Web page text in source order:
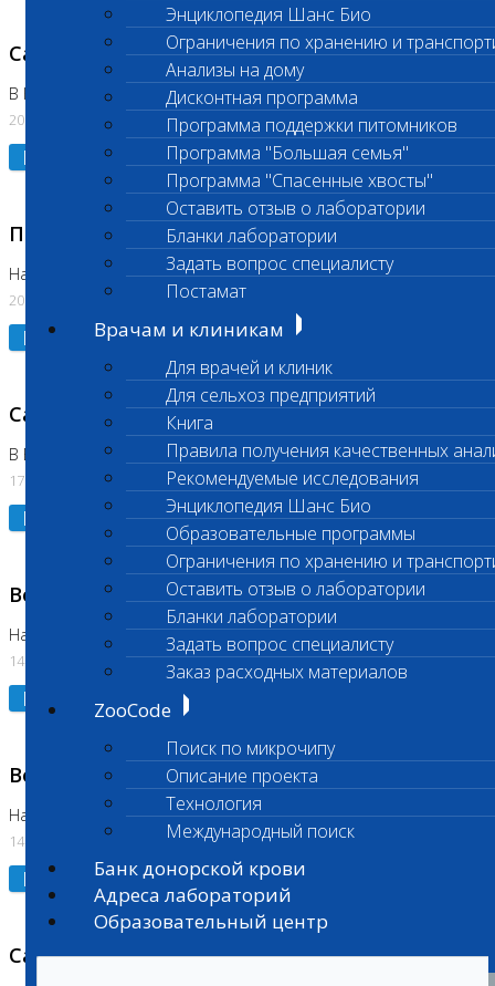
Энциклопедия Шанс Био
Ограничения по хранению и
Анализы на дому
Дисконтная программа
Программа поддержки питомников
Программа "Большая семья"
Программа "Спасенные хвосты"
Оставить отзыв о лаборатории
Бланки лаборатории
Задать вопрос специалисту
Постамат
Врачам и клиникам
Для врачей и клиник
Для сельхоз предприятий
Книга
Правила получения качественных
Рекомендуемые исследования
Энциклопедия Шанс Био
Образовательные программы
Ограничения по хранению и
Оставить отзыв о лаборатории
Бланки лаборатории
Задать вопрос специалисту
Заказ расходных материалов
ZooCode
Поиск по микрочипу
Описание проекта
Технология
Международный поиск
Банк донорской крови
Адреса лабораторий
Образовательный центр
Санитарный день
В Коломне 20.07.2026
20.07.2026
Подробнее
Приостановлено выполнение исследования
На Нагорной
20.07.2026
Подробнее
Санитарный день
В Бутово
17.07.2026
Подробнее
Возобновлено выполнение исследования
На Нагорной (Код 961, 962)
14.07.2026
Подробнее
Возобновлено выполнение исследования
На Нагорной (Код 157)
14.07.2026
Подробнее
Санитарный день